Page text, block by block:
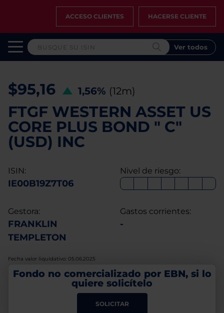
ACCESO CLIENTES HACERSE CLIENTE
Ver todos
$95,16 1,56% (12m)
FTGF WESTERN ASSET US
CORE PLUS BOND " C"
(USD) INC
ISIN:
IE00B19Z7T06
Nivel de riesgo:
Gestora:
FRANKLIN
TEMPLETON
Gastos corrientes:
-
Fecha valor liquidativo: 05.06.2025
Fondo no comercializado por EBN, si lo
quiere solicítelo
SOLICITAR